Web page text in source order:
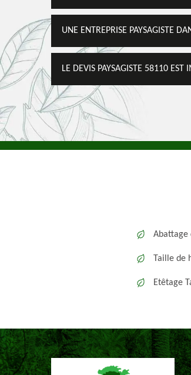
UNE ENTREPRISE PAYSAGISTE
LE DEVIS PAYSAGISTE 58110 EST
Abattage
Taille de
Etêtage